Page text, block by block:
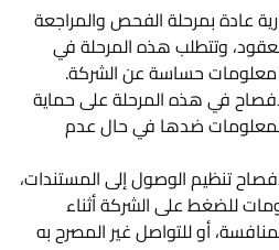
عادة بمرحلة الفحص والمراجعة
وتتطلب هذه المرحلة في
حساسة عن الشركة.
في هذه المرحلة على حماية
ضدها في حال عدم
تنظيم الوصول إلى المستندات،
للضغط على الشركة أثناء
أو للتواصل غير المصرح به